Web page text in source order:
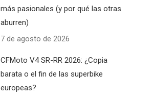
más pasionales (y por qué las otras
aburren)
7 de agosto de 2026
CFMoto V4 SR-RR 2026: ¿Copia
barata o el fin de las superbike
europeas?